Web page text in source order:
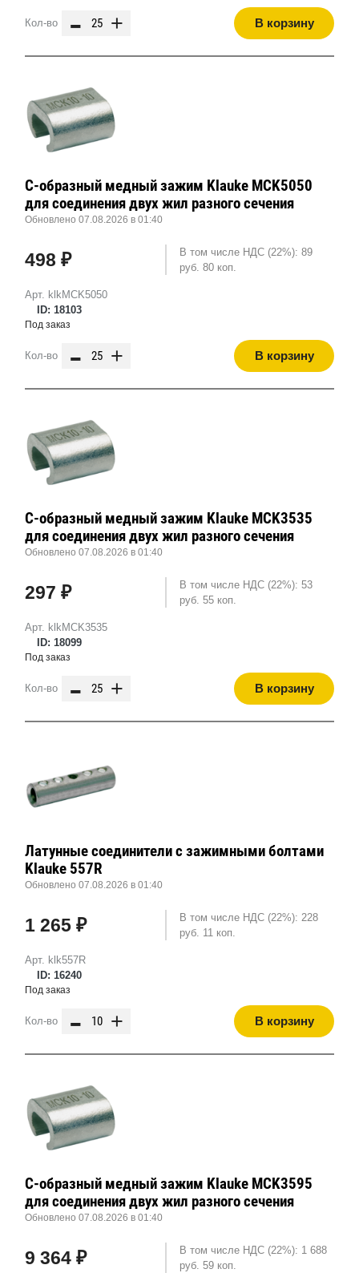
Кол-во - + В корзину
Арт. klkMCK5050
ID: 18103
С-образный медный зажим Klauke MCK5050
для соединения двух жил разного сечения
Обновлено 07.08.2026 в 01:40
498 ₽
В том числе НДС (22%): 89
руб. 80 коп.
Под заказ
Кол-во - + В корзину
Арт. klkMCK3535
ID: 18099
С-образный медный зажим Klauke MCK3535
для соединения двух жил разного сечения
Обновлено 07.08.2026 в 01:40
297 ₽
В том числе НДС (22%): 53
руб. 55 коп.
Под заказ
Кол-во - + В корзину
Арт. klk557R
ID: 16240
Латунные соединители с зажимными болтами
Klauke 557R
Обновлено 07.08.2026 в 01:40
1 265 ₽
В том числе НДС (22%): 228
руб. 11 коп.
Под заказ
Кол-во - + В корзину
С-образный медный зажим Klauke MCK3595
для соединения двух жил разного сечения
Обновлено 07.08.2026 в 01:40
9 364 ₽
В том числе НДС (22%): 1 688
руб. 59 коп.